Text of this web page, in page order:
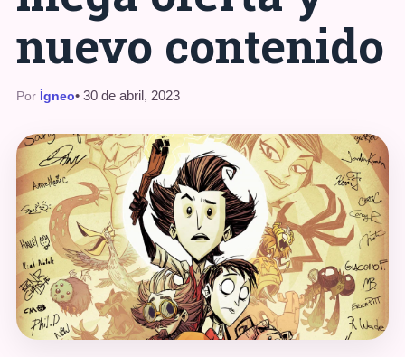
nuevo contenido
Por Ígneo• 30 de abril, 2023